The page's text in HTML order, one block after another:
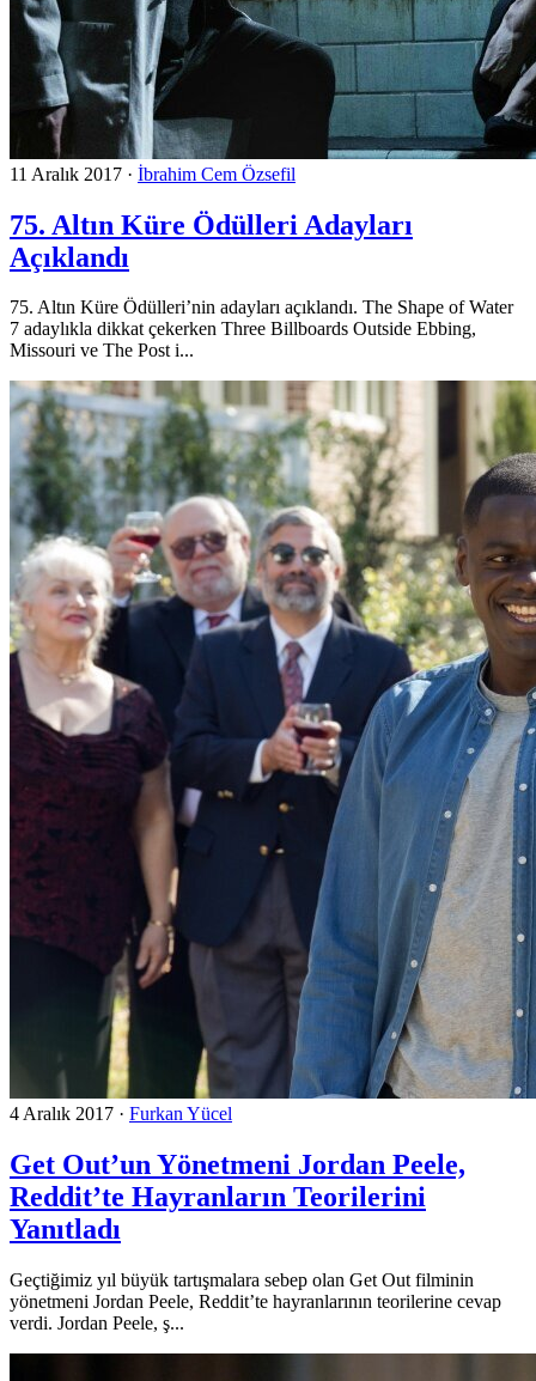
11 Aralık 2017 · İbrahim Cem Özsefil
75. Altın Küre Ödülleri Adayları
Açıklandı
75. Altın Küre Ödülleri’nin adayları açıklandı. The Shape of Water
7 adaylıkla dikkat çekerken Three Billboards Outside Ebbing,
Missouri ve The Post i...
4 Aralık 2017 · Furkan Yücel
Get Out’un Yönetmeni Jordan Peele,
Reddit’te Hayranların Teorilerini
Yanıtladı
Geçtiğimiz yıl büyük tartışmalara sebep olan Get Out filminin
yönetmeni Jordan Peele, Reddit’te hayranlarının teorilerine cevap
verdi. Jordan Peele, ş...